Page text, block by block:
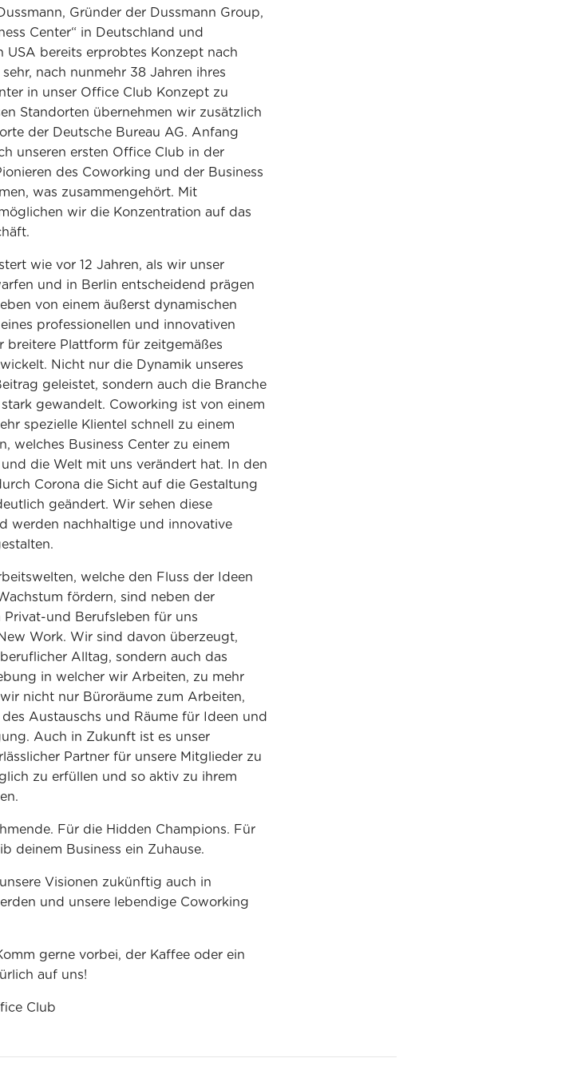
Gründer der Dussmann Group,
Center“ in Deutschland und
bereits erprobtes Konzept nach
nach nunmehr 38 Jahren ihres
in unser Office Club Konzept zu
Standorten übernehmen wir zusätzlich
der Deutsche Bureau AG. Anfang
unseren ersten Office Club in der
des Coworking und der Business
was zusammengehört. Mit
wir die Konzentration auf das
wie vor 12 Jahren, als wir unser
und in Berlin entscheidend prägen
von einem äußerst dynamischen
professionellen und innovativen
breitere Plattform für zeitgemäßes
Nicht nur die Dynamik unseres
geleistet, sondern auch die Branche
gewandelt. Coworking ist von einem
spezielle Klientel schnell zu einem
welches Business Center zu einem
die Welt mit uns verändert hat. In den
Corona die Sicht auf die Gestaltung
geändert. Wir sehen diese
werden nachhaltige und innovative
welche den Fluss der Ideen
fördern, sind neben der
Privat-und Berufsleben für uns
Work. Wir sind davon überzeugt,
Alltag, sondern auch das
in welcher wir Arbeiten, zu mehr
nicht nur Büroräume zum Arbeiten,
Austauschs und Räume für Ideen und
Auch in Zukunft ist es unser
Partner für unsere Mitglieder zu
zu erfüllen und so aktiv zu ihrem
Für die Hidden Champions. Für
deinem Business ein Zuhause.
Visionen zukünftig auch in
und unsere lebendige Coworking
gerne vorbei, der Kaffee oder ein
auf uns!
Club